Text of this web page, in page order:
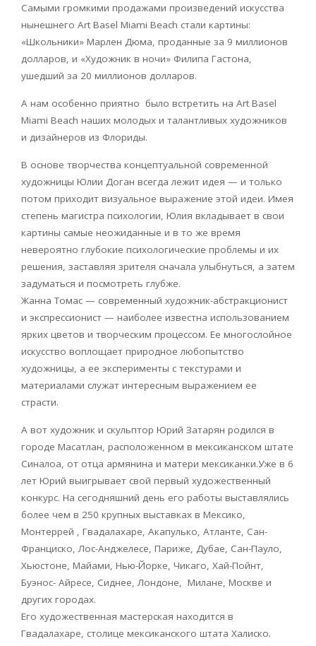
Самыми громкими продажами произведений искусства
нынешнего Art Basel Miami Beach стали картины:
«Школьники» Марлен Дюма, проданные за 9 миллионов
долларов, и «Художник в ночи» Филипа Гастона,
ушедший за 20 миллионов долларов.
А нам особенно приятно было встретить на Art Basel
Miami Beach наших молодых и талантливых художников
и дизайнеров из Флориды.
В основе творчества концептуальной современной
художницы Юлии Доган всегда лежит идея — и только
потом приходит визуальное выражение этой идеи. Имея
степень магистра психологии, Юлия вкладывает в свои
картины самые неожиданные и в то же время
невероятно глубокие психологические проблемы и их
решения, заставляя зрителя сначала улыбнуться, а затем
задуматься и посмотреть глубже.
Жанна Томас — современный художник-абстракционист
и экспрессионист — наиболее известна использованием
ярких цветов и творческим процессом. Ее многослойное
искусство воплощает природное любопытство
художницы, а ее эксперименты с текстурами и
материалами служат интересным выражением ее
страсти.
А вот художник и cкульптор Юрий Затарян родился в
городе Масатлан, расположенном в мексиканском штате
Синалоа, от отца армянина и матери мексиканки.Уже в 6
лет Юрий выигрывает свой первый художественный
конкурс. На сегодняшний день его работы выставлялись
более чем в 250 крупных выставках в Мексико,
Монтеррей , Гвадалахаре, Акапулько, Атланте, Сан-
Франциско, Лос-Анджелесе, Париже, Дубае, Сан-Пауло,
Хьюстоне, Майами, Нью-Йорке, Чикаго, Хай-Пойнт,
Буэнос- Айресе, Сиднее, Лондоне, Милане, Москве и
других городах.
Его художественная мастерская находится в
Гвадалахаре, столице мексиканского штата Халиско.